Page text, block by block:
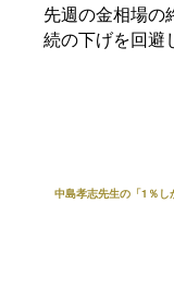
先週の金相場の
続の下げを回避
中島孝志先生の「1％し